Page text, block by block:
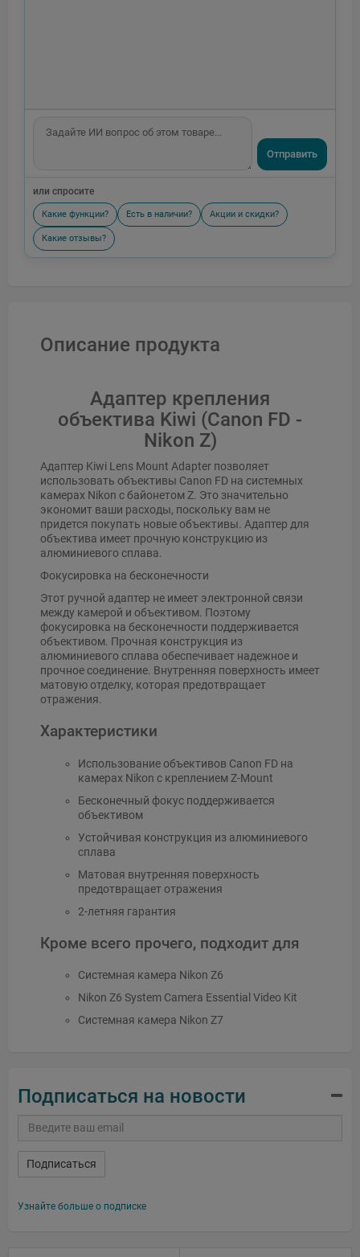
Отправить
или спросите
Какие функции? Есть в наличии? Акции и скидки?
Какие отзывы?
Описание продукта
Адаптер крепления
объектива Kiwi (Canon FD -
Nikon Z)
Адаптер Kiwi Lens Mount Adapter позволяет
использовать объективы Canon FD на системных
камерах Nikon с байонетом Z. Это значительно
экономит ваши расходы, поскольку вам не
придется покупать новые объективы. Адаптер для
объектива имеет прочную конструкцию из
алюминиевого сплава.
Фокусировка на бесконечности
Этот ручной адаптер не имеет электронной связи
между камерой и объективом. Поэтому
фокусировка на бесконечности поддерживается
объективом. Прочная конструкция из
алюминиевого сплава обеспечивает надежное и
прочное соединение. Внутренняя поверхность имеет
матовую отделку, которая предотвращает
отражения.
Характеристики
Использование объективов Canon FD на
камерах Nikon с креплением Z-Mount
Бесконечный фокус поддерживается
объективом
Устойчивая конструкция из алюминиевого
сплава
Матовая внутренняя поверхность
предотвращает отражения
2-летняя гарантия
Кроме всего прочего, подходит для
Системная камера Nikon Z6
Nikon Z6 System Camera Essential Video Kit
Системная камера Nikon Z7
Подписаться на новости
Подписаться
Узнайте больше о подписке